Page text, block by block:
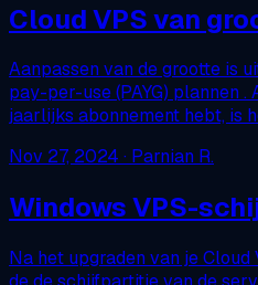
Cloud VPS van
Aanpassen van de grootte is
pay-per-use (PAYG) plannen
jaarlijks abonnement hebt, is
Nov 27, 2024 · Parnian R.
Windows VPS-
Na het upgraden van je